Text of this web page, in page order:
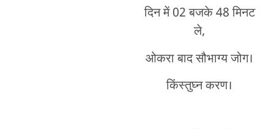
दिन में 02 बजके 48 मिनट
ले,
ओकरा बाद सौभाग्य जोग।
किंस्तुघ्न करण।